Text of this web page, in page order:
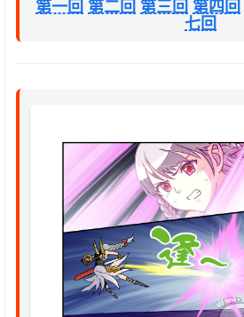
第一回 第二回 第三回 第四回
七回